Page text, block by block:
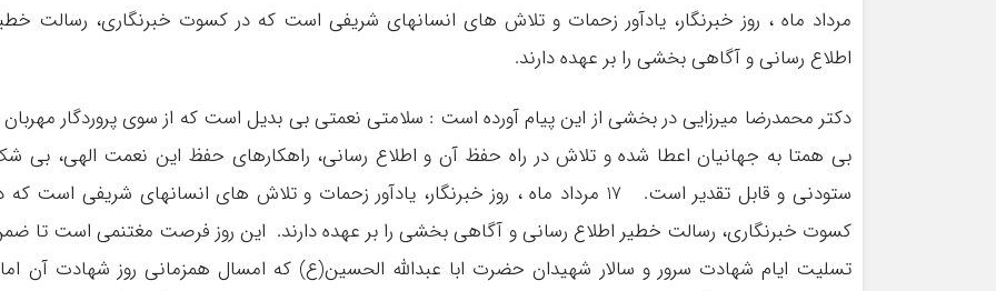
مرداد ماه ، روز خبرنگار، یادآور زحمات و تلاش های انسانهای شریفی است که در کسوت خبرنگاری، رسالت
اطلاع رسانی و آگاهی بخشی را بر عهده دارند.
دکتر محمدرضا میرزایی در بخشی از این پیام آورده است : سلامتی نعمتی بی بدیل است که از سوی پروردگار
بی همتا به جهانیان اعطا شده و تلاش در راه حفظ آن و اطلاع رسانی، راهکارهای حفظ این نعمت الهی، بی
ستودنی و قابل تقدیر است. 17 مرداد ماه ، روز خبرنگار، یادآور زحمات و تلاش های انسانهای شریفی است که
کسوت خبرنگاری، رسالت خطیر اطلاع رسانی و آگاهی بخشی را بر عهده دارند. این روز فرصت مغتنمی است تا
تسلیت ایام شهادت سرور و سالار شهیدان حضرت ابا عبدالله ‌الحسین(ع) که امسال همزمانی روز شهادت آن